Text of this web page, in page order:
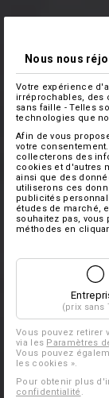
Nous nous
Votre expérience
irréprochables, des
sans faille - Telles
technologies que
Afin de vous
votre
collecterons des
cookies et d'autres
ainsi que des
utiliserons ces
publicités
études de marché,
souhaitez pas,
méthodes en
(prix sans
Vous pouvez retirer
via les Paramètres
Vous pouvez
les cookies ».
Pour obtenir plus
confidentialité